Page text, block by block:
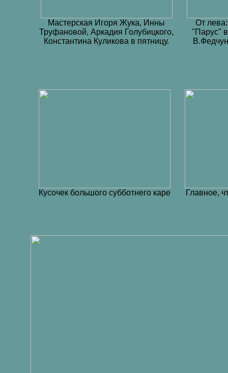
Мастерская Игоря Жука, Инны
Труфановой, Аркадия Голубицкого,
Константина Куликова в пятницу.
От
"Парус"
Кусочек большого субботнего каре Главное,